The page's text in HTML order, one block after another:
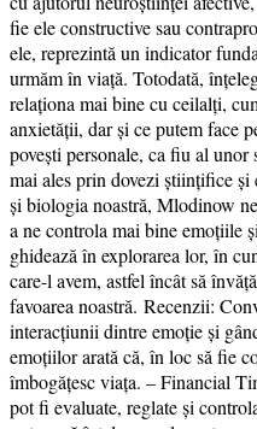
fie ele constructive sau
ele, reprezintă un indicator
urmăm în viață. Totodată,
relaționa mai bine cu ceilalți,
anxietății, dar și ce putem face
povești personale, ca fiu al
mai ales prin dovezi științifice
și biologia noastră, Mlodinow
a ne controla mai bine emoțiile
ghidează în explorarea lor, în
care-l avem, astfel încât să
favoarea noastră. Recenzii:
interacțiunii dintre emoție și
emoțiilor arată că, în loc să fie
îmbogățesc viața. – Financial
pot fi evaluate, reglate și